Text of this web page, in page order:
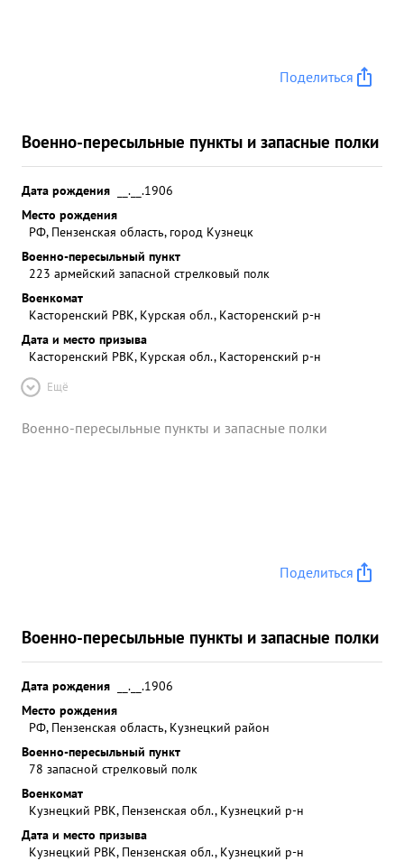
Поделиться
Военно-пересыльные пункты и запасные полки
Дата рождения
__.__.1906
Место рождения
РФ, Пензенская область, город Кузнецк
Военно-пересыльный пункт
223 армейский запасной стрелковый полк
Военкомат
Касторенский РВК, Курская обл., Касторенский р-н
Дата и место призыва
Касторенский РВК, Курская обл., Касторенский р-н
Ещё
Военно-пересыльные пункты и запасные полки
Поделиться
Военно-пересыльные пункты и запасные полки
Дата рождения
__.__.1906
Место рождения
РФ, Пензенская область, Кузнецкий район
Военно-пересыльный пункт
78 запасной стрелковый полк
Военкомат
Кузнецкий РВК, Пензенская обл., Кузнецкий р-н
Дата и место призыва
Кузнецкий РВК, Пензенская обл., Кузнецкий р-н